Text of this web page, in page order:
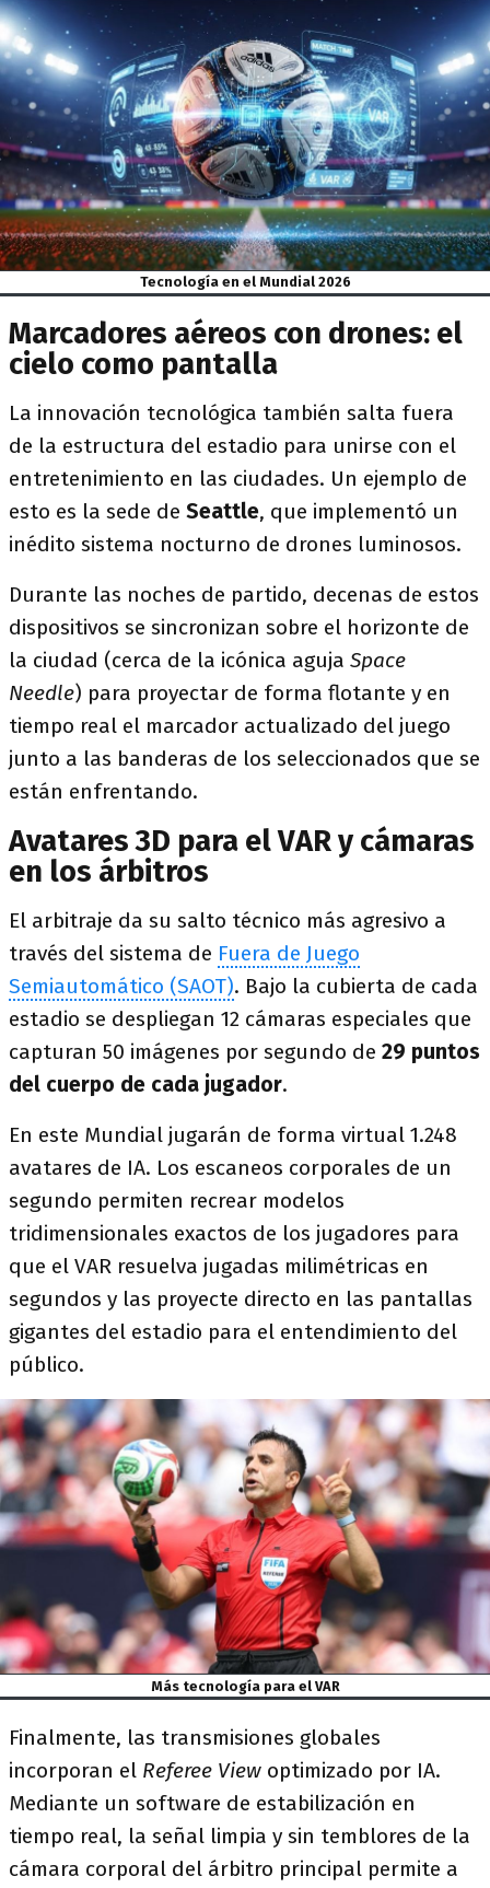
Tecnología en el Mundial 2026
Marcadores aéreos con drones: el
cielo como pantalla
La innovación tecnológica también salta fuera
de la estructura del estadio para unirse con el
entretenimiento en las ciudades. Un ejemplo de
esto es la sede de Seattle, que implementó un
inédito sistema nocturno de drones luminosos.
Durante las noches de partido, decenas de estos
dispositivos se sincronizan sobre el horizonte de
la ciudad (cerca de la icónica aguja Space
Needle) para proyectar de forma flotante y en
tiempo real el marcador actualizado del juego
junto a las banderas de los seleccionados que se
están enfrentando.
Avatares 3D para el VAR y cámaras
en los árbitros
El arbitraje da su salto técnico más agresivo a
través del sistema de Fuera de Juego
Semiautomático (SAOT). Bajo la cubierta de cada
estadio se despliegan 12 cámaras especiales que
capturan 50 imágenes por segundo de 29 puntos
del cuerpo de cada jugador.
En este Mundial jugarán de forma virtual 1.248
avatares de IA. Los escaneos corporales de un
segundo permiten recrear modelos
tridimensionales exactos de los jugadores para
que el VAR resuelva jugadas milimétricas en
segundos y las proyecte directo en las pantallas
gigantes del estadio para el entendimiento del
público.
Más tecnología para el VAR
Finalmente, las transmisiones globales
incorporan el Referee View optimizado por IA.
Mediante un software de estabilización en
tiempo real, la señal limpia y sin temblores de la
cámara corporal del árbitro principal permite a